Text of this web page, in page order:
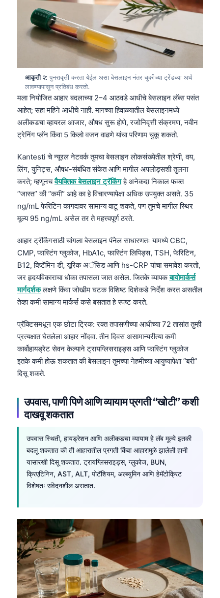
आकृती २: पुनरावृत्ती करता येईल असा बेसलाइन नंतर चुकीच्या ट्रेंडच्या अर्थ
लावण्यापासून प्रतिबंध करतो.
मला नियोजित आहार बदलाच्या 2–4 आठवडे आधीचे बेसलाइन लॅब्स पसंत
आहेत; सहा महिने आधीचे नाही. मागच्या हिवाळ्यातील बेसलाइनमध्ये
अलीकडचा व्हायरल आजार, औषध सुरू होणे, रजोनिवृत्ती संक्रमण, नवीन
ट्रेनिंग प्लॅन किंवा 5 किलो वजन वाढणे यांचा परिणाम चुकू शकतो.
Kantesti चे न्यूरल नेटवर्क तुमचा बेसलाइन लोकसंख्येतील श्रेणी, वय,
लिंग, युनिट्स, औषध-संबंधित संकेत आणि मागील अपलोड्सशी तुलना
करते; म्हणूनचवैयक्तिक बेसलाइन ट्रॅकिंगहे अनेकदा निकाल फक्त
“जास्त” की “कमी” आहे का हे विचारण्यापेक्षा अधिक उपयुक्त असते. 35
ng/mL फेरिटिन कागदावर सामान्य वाटू शकते, पण तुमचे मागील स्थिर
मूल्य 95 ng/mL असेल तर ते महत्त्वपूर्ण ठरते.
आहार ट्रॅकिंगसाठी चांगला बेसलाइन पॅनेल साधारणतः यामध्ये CBC,
CMP, फास्टिंग ग्लुकोज, HbA1c, फास्टिंग लिपिड्स, TSH, फेरिटिन,
B12, व्हिटॅमिन डी, यूरिक अॅसिड आणि hs-CRP यांचा समावेश करतो,
जर हृदयविकाराचा धोका तपासला जात असेल. जितके व्यापकबायोमार्कर्स
मार्गदर्शकलक्षणे किंवा जोखीम घटक विशिष्ट दिशेकडे निर्देश करत असतील
तेव्हा कमी सामान्य मार्कर्स कसे बसतात हे स्पष्ट करते.
प्रॅक्टिसमधून एक छोटा ट्रिक: रक्त तपासणीच्या आधीच्या 72 तासांत तुम्ही
प्रत्यक्षात घेतलेला आहार नोंदवा. तीन दिवस असामान्यरीत्या कमी
कार्बोहायड्रेट सेवन केल्याने ट्रायग्लिसराइड्स आणि फास्टिंग ग्लुकोज
इतके कमी होऊ शकतात की बेसलाइन तुमच्या नेहमीच्या आयुष्यापेक्षा “बरी”
दिसू शकते.
उपवास, पाणी पिणे आणि व्यायाम प्रगती “खोटी” कशी
दाखवू शकतात
उपवास स्थिती, हायड्रेशन आणि अलीकडचा व्यायाम हे लॅब मूल्ये इतकी
बदलू शकतात की ती आहारातील प्रगती किंवा आहारामुळे झालेली हानी
यासारखी दिसू शकतात. ट्रायग्लिसराइड्स, ग्लुकोज, BUN,
क्रिएटिनिन, AST, ALT, पोटॅशियम, अल्ब्युमिन आणि हेमॅटोक्रिट
विशेषतः संवेदनशील असतात.